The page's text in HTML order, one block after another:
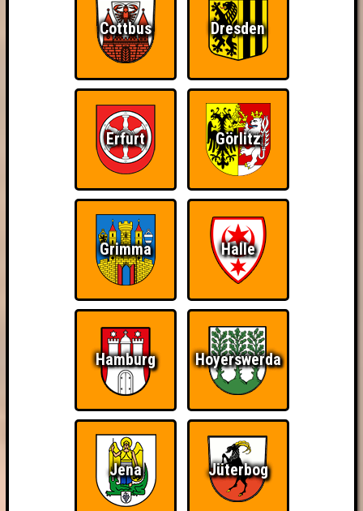
Cottbus Dresden
Erfurt Görlitz
Grimma Halle
Hamburg Hoyerswerda
Jena Jüterbog